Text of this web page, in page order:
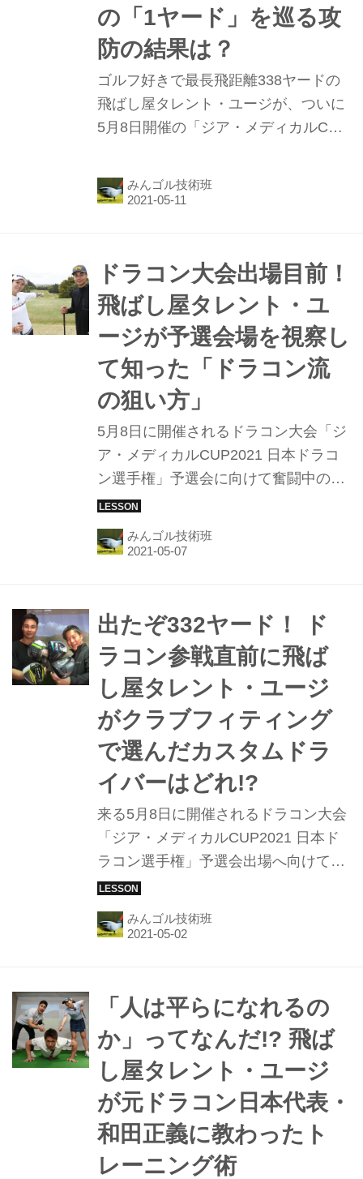
の「1ヤード」を巡る攻
防の結果は？
ゴルフ好きで最長飛距離338ヤードの
飛ばし屋タレント・ユージが、ついに
5月8日開催の「ジア・メディカルCUP
出場。ユージにとって、ドラコン初チ
ャレンジとなった本大会。予選突破は
みんゴル技術班
ドラコン大会出場目前！
飛ばし屋タレント・ユ
ージが予選会場を視察し
て知った「ドラコン流
の狙い方」
5月8日に開催されるドラコン大会「ジ
ア・メディカルCUP2021 日本ドラコ
ン選手権」予選会に向けて奮闘中のタ
レントのユージ。大会も間近というこ
とで、師匠のプロゴルファーのドラコ
ン女王・高島早百合とともに、会場で
の10番ホールで実際に球を打ってみ
た。
みんゴル技術班
出たぞ332ヤード！ ド
ラコン参戦直前に飛ば
し屋タレント・ユージ
がクラブフィティング
で選んだカスタムドラ
イバーはどれ!?
来る5月8日に開催されるドラコン大会
「ジア・メディカルCUP2021 日本ド
ラコン選手権」予選会出場へ向けて、
特訓中の飛ばし屋タレント・ユージ
が、大会本番で使用するドラコン用ク
ラブを見繕うべく、本場アメリカでレ
でガチフィッティングに挑戦。ピタリ
とハマる一本を手のすることはできる
のか!?
みんゴル技術班
「人は平らになれるの
か」ってなんだ!? 飛ば
し屋タレント・ユージ
が元ドラコン日本代表・
和田正義に教わったト
レーニング術